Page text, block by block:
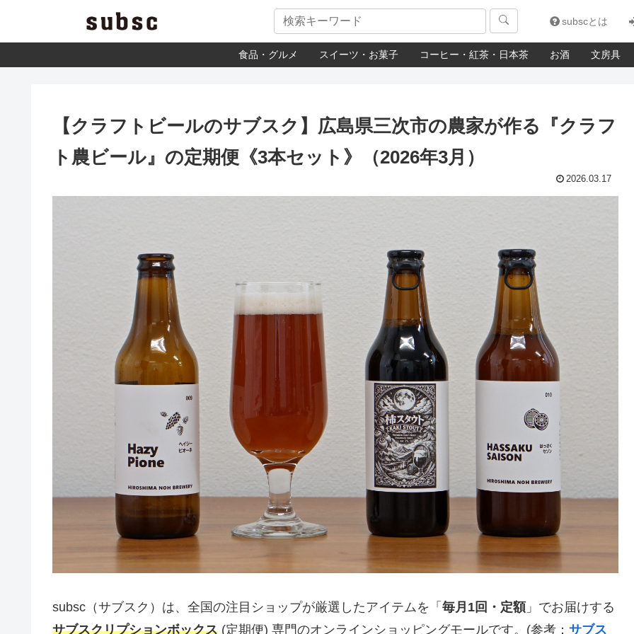
subscとは
食品・グルメ スイーツ・お菓子 コーヒー・紅茶・日本茶 お酒 文房具
【クラフトビールのサブスク】広島県三次市の農家が作る『クラフ
ト農ビール』の定期便《3本セット》（2026年3月）
2026.03.17
subsc（サブスク）は、全国の注目ショップが厳選したアイテムを「 毎月1回・定額 」でお届けする
サブスクリプションボックス (定期便) 専門のオンラインショッピングモールです。(参考： サブス